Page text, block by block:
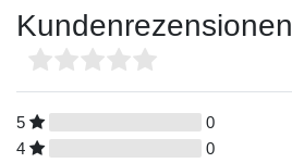
Kundenrezensionen
5
0
4
0